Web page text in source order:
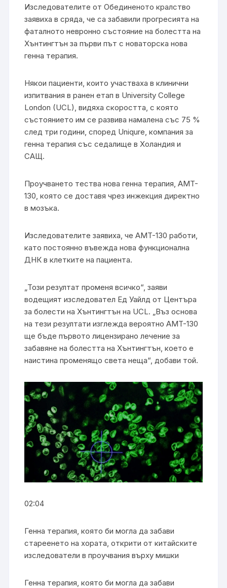
Изследователите от Обединеното кралство
заявиха в сряда, че са забавили прогресията на
фаталното невронно състояние на болестта на
Хънтингтън за първи път с новаторска нова
генна терапия.
Някои пациенти, които участваха в клинични
изпитвания в ранен етап в University College
London (UCL), видяха скоростта, с която
състоянието им се развива намалена със 75 %
след три години, според Uniqure, компания за
генна терапия със седалище в Холандия и
САЩ.
Проучването тества нова генна терапия, AMT-
130, която се доставя чрез инжекция директно
в мозъка.
Изследователите заявиха, че AMT-130 работи,
като постоянно въвежда нова функционална
ДНК в клетките на пациента.
„Този ​​резултат променя всичко“, заяви
водещият изследовател Ед Уайлд от Центъра
за болести на Хънтингтън на UCL. „Въз основа
на тези резултати изглежда вероятно AMT-130
ще бъде първото лицензирано лечение за
забавяне на болестта на Хънтингтън, което е
наистина променящо света неща“, добави той.
02:04
Генна терапия, която би могла да забави
стареенето на хората, открити от китайските
изследователи в проучвания върху мишки
Генна терапия, която би могла да забави